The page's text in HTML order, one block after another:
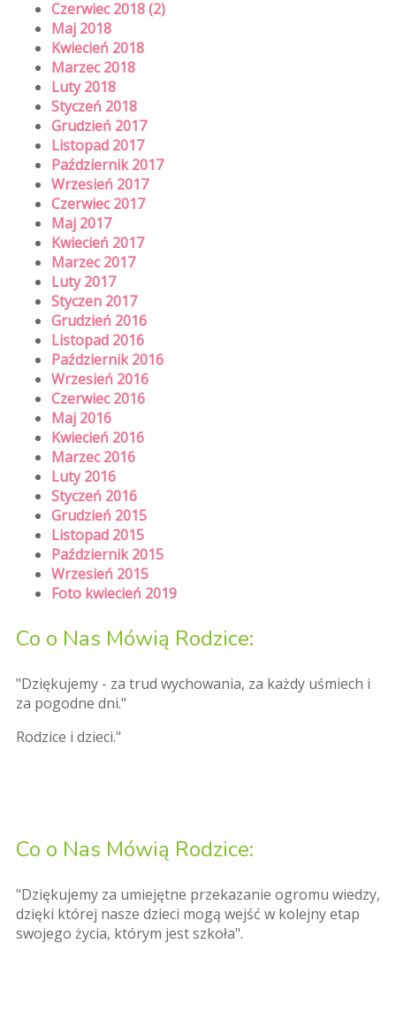
Czerwiec 2018 (2)
Maj 2018
Kwiecień 2018
Marzec 2018
Luty 2018
Styczeń 2018
Grudzień 2017
Listopad 2017
Październik 2017
Wrzesień 2017
Czerwiec 2017
Maj 2017
Kwiecień 2017
Marzec 2017
Luty 2017
Styczen 2017
Grudzień 2016
Listopad 2016
Październik 2016
Wrzesień 2016
Czerwiec 2016
Maj 2016
Kwiecień 2016
Marzec 2016
Luty 2016
Styczeń 2016
Grudzień 2015
Listopad 2015
Październik 2015
Wrzesień 2015
Foto kwiecień 2019
Co o Nas Mówią Rodzice:
"Dziękujemy - za trud wychowania, za każdy uśmiech i
za pogodne dni."
Rodzice i dzieci."
Co o Nas Mówią Rodzice:
"Dziękujemy za umiejętne przekazanie ogromu wiedzy,
dzięki której nasze dzieci mogą wejść w kolejny etap
swojego życia, którym jest szkoła".